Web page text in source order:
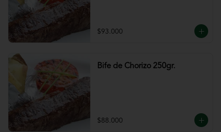
$93.000
Bife de Chorizo 250gr.
$88.000